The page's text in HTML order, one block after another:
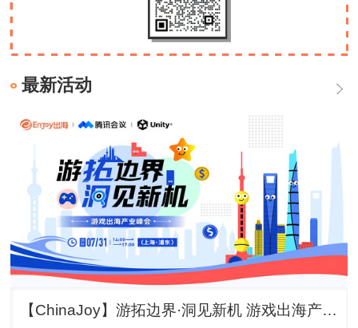
最新活动
【ChinaJoy】游拓边界·洞见新机 游戏出海产业峰会